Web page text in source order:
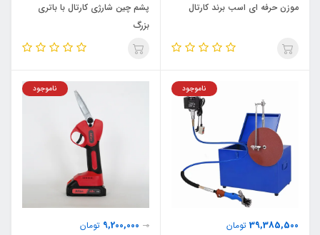
موزن حرفه ای اسب برند کارتال
پشم چین شارژی کارتال با باتری
بزرگ
39,385,500 تومان
ناموجود
0
9,200,000 تومان
ناموجود